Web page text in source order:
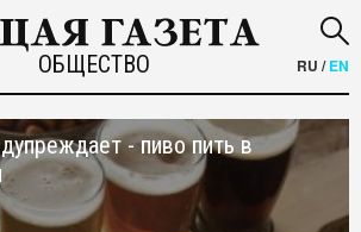
ОБЩЕСТВО RU /EN
- пиво пить в